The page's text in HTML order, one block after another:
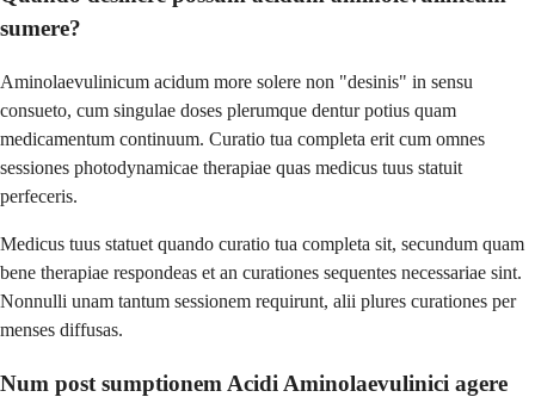
sumere?
Aminolaevulinicum acidum more solere non "desinis" in sensu
consueto, cum singulae doses plerumque dentur potius quam
medicamentum continuum. Curatio tua completa erit cum omnes
sessiones photodynamicae therapiae quas medicus tuus statuit
perfeceris.
Medicus tuus statuet quando curatio tua completa sit, secundum quam
bene therapiae respondeas et an curationes sequentes necessariae sint.
Nonnulli unam tantum sessionem requirunt, alii plures curationes per
menses diffusas.
Num post sumptionem Acidi Aminolaevulinici agere